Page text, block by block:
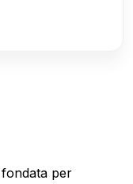
per